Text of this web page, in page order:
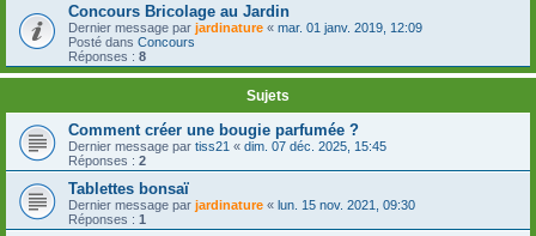
Concours Bricolage au Jardin
Dernier message par jardinature « mar. 01 janv. 2019, 12:09
Posté dans Concours
Réponses : 8
Sujets
Comment créer une bougie parfumée ?
Dernier message par tiss21 « dim. 07 déc. 2025, 15:45
Réponses : 2
Tablettes bonsaï
Dernier message par jardinature « lun. 15 nov. 2021, 09:30
Réponses : 1